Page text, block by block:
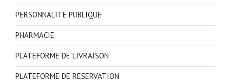
PERSONNALITE PUBLIQUE
PHARMACIE
PLATEFORME DE LIVRAISON
PLATEFORME DE RESERVATION